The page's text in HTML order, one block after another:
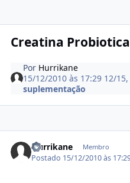
Creatina Probiotica
Por Hurrikane
15/12/2010 às 17:29 12/
suplementação
Hurrikane Membro
Postado 15/12/2010 às